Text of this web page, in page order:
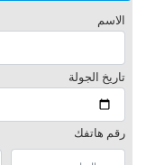
الاسم
تاريخ الجولة
رقم هاتفك